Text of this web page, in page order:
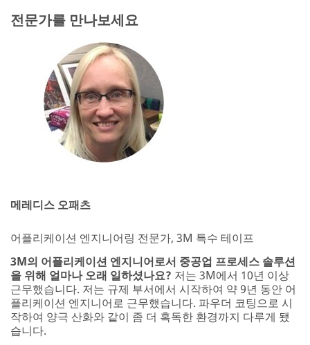
전문가를 만나보세요
메레디스 오패츠
어플리케이션 엔지니어링 전문가, 3M 특수 테이프
3M의 어플리케이션 엔지니어로서 중공업 프로세스 솔루션
을 위해 얼마나 오래 일하셨나요? 저는 3M에서 10년 이상
근무했습니다. 저는 규제 부서에서 시작하여 약 9년 동안 어
플리케이션 엔지니어로 근무했습니다. 파우더 코팅으로 시
작하여 양극 산화와 같이 좀 더 혹독한 환경까지 다루게 됐
습니다.